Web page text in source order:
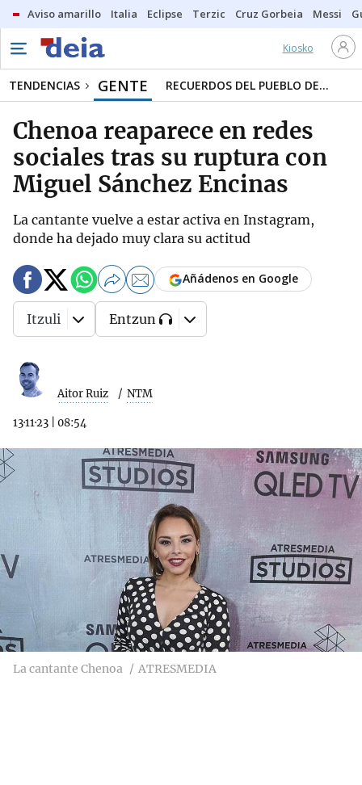
Aviso amarillo Italia Eclipse Terzic Cruz Gorbeia Messi
Kiosko
TENDENCIAS GENTE RECUERDOS DEL PUEBLO DE...
Chenoa reaparece en redes
sociales tras su ruptura con
Miguel Sánchez Encinas
La cantante vuelve a estar activa en Instagram,
donde ha dejado muy clara su actitud
Aitor Ruiz NTM
13·11·23 08:54
Añádenos en Google
Itzuli Entzun
La cantante Chenoa ATRESMEDIA